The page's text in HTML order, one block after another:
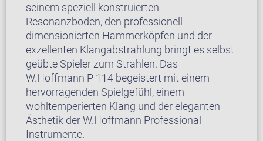
seinem speziell konstruierten
Resonanzboden, den professionell
dimensionierten Hammerköpfen und der
exzellenten Klangabstrahlung bringt es selbst
geübte Spieler zum Strahlen. Das
W.Hoffmann P 114 begeistert mit einem
hervorragenden Spielgefühl, einem
wohltemperierten Klang und der eleganten
Ästhetik der W.Hoffmann Professional
Instrumente.